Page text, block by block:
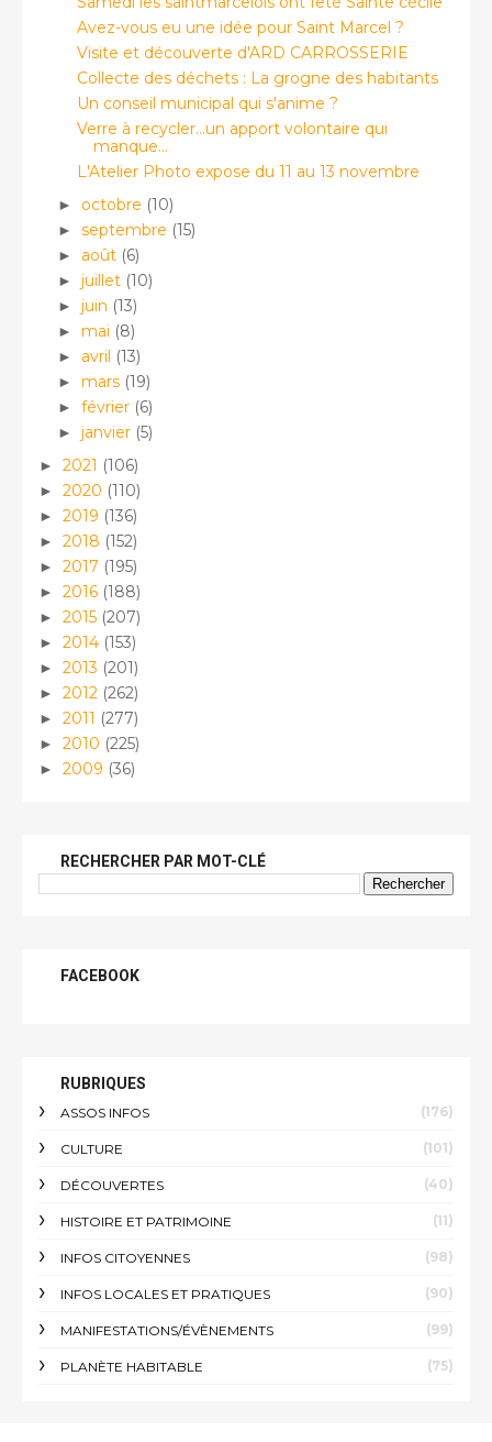
Avez-vous eu une idée pour Saint Marcel ?
Visite et découverte d'ARD CARROSSERIE
Collecte des déchets : La grogne des habitants
Un conseil municipal qui s'anime ?
Verre à recycler...un apport volontaire qui
manque...
L'Atelier Photo expose du 11 au 13 novembre
► octobre (10)
► septembre (15)
► août (6)
► juillet (10)
► juin (13)
► mai (8)
► avril (13)
► mars (19)
► février (6)
► janvier (5)
► 2021 (106)
► 2020 (110)
► 2019 (136)
► 2018 (152)
► 2017 (195)
► 2016 (188)
► 2015 (207)
► 2014 (153)
► 2013 (201)
► 2012 (262)
► 2011 (277)
► 2010 (225)
► 2009 (36)
RECHERCHER PAR MOT-CLÉ
FACEBOOK
RUBRIQUES
ASSOS INFOS (176)
CULTURE (101)
DÉCOUVERTES (40)
HISTOIRE ET PATRIMOINE (11)
INFOS CITOYENNES (98)
INFOS LOCALES ET PRATIQUES (90)
MANIFESTATIONS/ÉVÈNEMENTS (99)
PLANÈTE HABITABLE (75)